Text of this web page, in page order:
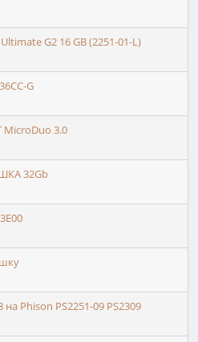
G2 16 GB (2251-01-L)
G
MicroDuo 3.0
32Gb
Phison PS2251-09 PS2309